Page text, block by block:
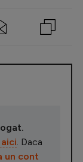
. Daca
un cont